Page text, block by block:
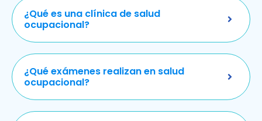
¿Qué es una clínica de salud
ocupacional?
¿Qué exámenes realizan en salud
ocupacional?